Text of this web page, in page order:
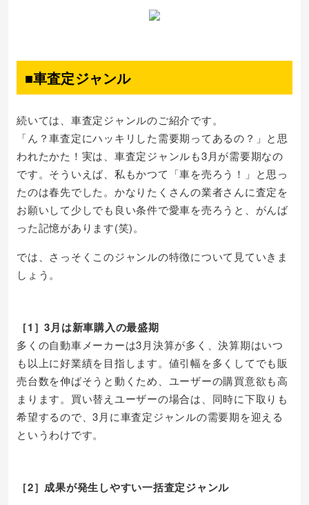
■車査定ジャンル
続いては、車査定ジャンルのご紹介です。
「ん？車査定にハッキリした需要期ってあるの？」と思
われたかた！実は、車査定ジャンルも3月が需要期なの
です。そういえば、私もかつて「車を売ろう！」と思っ
たのは春先でした。かなりたくさんの業者さんに査定を
お願いして少しでも良い条件で愛車を売ろうと、がんば
った記憶があります(笑)。
では、さっそくこのジャンルの特徴について見ていきま
しょう。
［1］3月は新車購入の最盛期
多くの自動車メーカーは3月決算が多く、決算期はいつ
も以上に好業績を目指します。値引幅を多くしてでも販
売台数を伸ばそうと動くため、ユーザーの購買意欲も高
まります。買い替えユーザーの場合は、同時に下取りも
希望するので、3月に車査定ジャンルの需要期を迎える
というわけです。
［2］成果が発生しやすい一括査定ジャンル